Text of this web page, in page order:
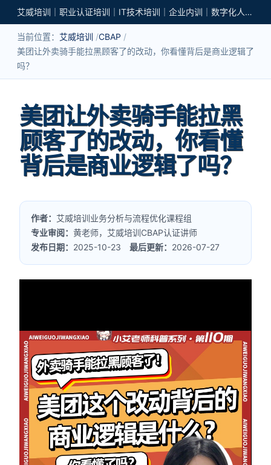
艾威培训｜职业认证培训｜IT技术培训｜企业内训｜数字化人才培养
当前位置： 艾威培训 CBAP
美团让外卖骑手能拉黑顾客了的改动，你看懂背后是商业逻辑了
吗？
美团让外卖骑手能拉黑
顾客了的改动，你看懂
背后是商业逻辑了吗？
作者： 艾威培训业务分析与流程优化课程组
专业审阅：黄老师，艾威培训CBAP认证讲师
发布日期： 2025-10-23最后更新： 2026-07-27